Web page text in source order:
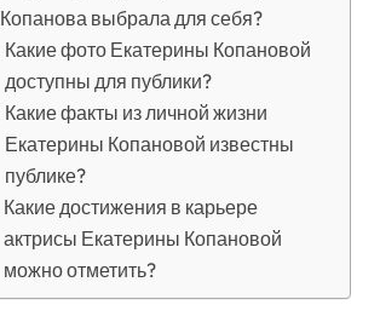
Копанова выбрала для себя?
Какие фото Екатерины Копановой
доступны для публики?
Какие факты из личной жизни
Екатерины Копановой известны
публике?
Какие достижения в карьере
актрисы Екатерины Копановой
можно отметить?